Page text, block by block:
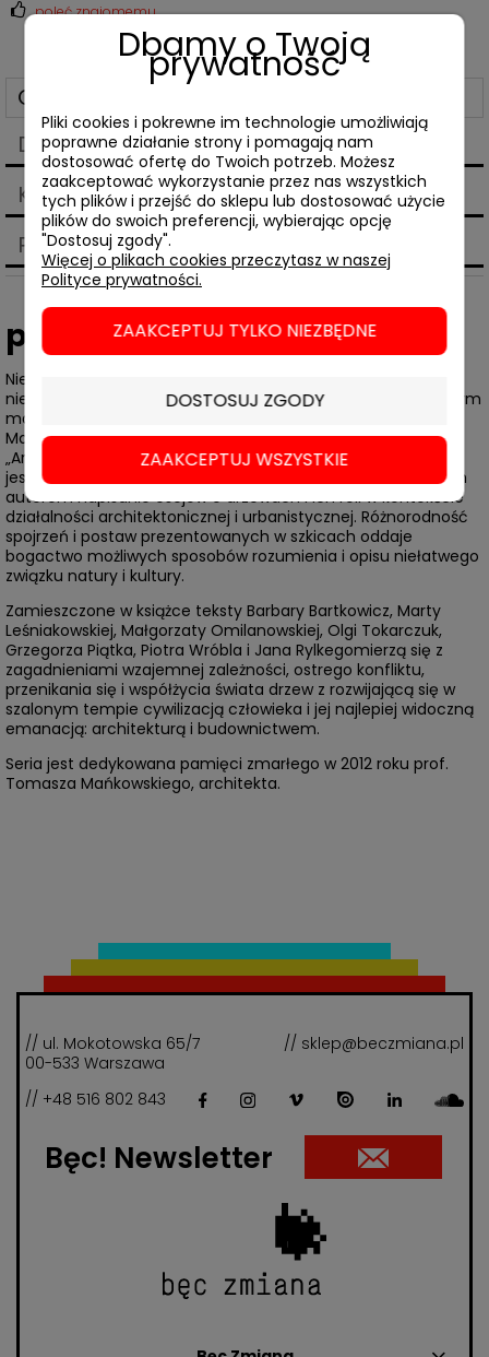
poleć znajomemu
Opis
Dane techniczne
Koszty dostawy
Cena nie zawiera ewentualnych kosztów płatności
Produkty powiązane
praca zbiorowa,Drzewa
Nieprzemyślane niszczenie dziedzictwa przyrodniczego (na
niespotykaną dotąd w demokratycznej Polsce skalę), z którym
mamy do czynienia w ostatnim czasie, sprowokowało Ewę
Mańkowską-Grin do stworzenia następnego tomu z serii
„Architektura jest najważniejsza”. Tom w całości poświęcony
jest drzewom. Wydawnictwo EMG zaproponowało wybranym
autorom napisanie esejów o drzewach i ich roli w kontekście
działalności architektonicznej i urbanistycznej. Różnorodność
spojrzeń i postaw prezentowanych w szkicach oddaje
bogactwo możliwych sposobów rozumienia i opisu niełatwego
związku natury i kultury.
Zamieszczone w książce teksty Barbary Bartkowicz, Marty
Leśniakowskiej, Małgorzaty Omilanowskiej, Olgi Tokarczuk,
Grzegorza Piątka, Piotra Wróbla i Jana Rylkegomierzą się z
zagadnieniami wzajemnej zależności, ostrego konfliktu,
przenikania się i współżycia świata drzew z rozwijającą się w
szalonym tempie cywilizacją człowieka i jej najlepiej widoczną
emanacją: architekturą i budownictwem.
Seria jest dedykowana pamięci zmarłego w 2012 roku prof.
Tomasza Mańkowskiego, architekta.
// ul. Mokotowska 65/7
00-533 Warszawa
// sklep@beczmiana.pl
// +48 516 802 843
Bęc! Newsletter
Dbamy o Twoją
prywatność
Pliki cookies i pokrewne im technologie umożliwiają
poprawne działanie strony i pomagają nam
dostosować ofertę do Twoich potrzeb. Możesz
zaakceptować wykorzystanie przez nas wszystkich
tych plików i przejść do sklepu lub dostosować użycie
plików do swoich preferencji, wybierając opcję
"Dostosuj zgody".
Więcej o plikach cookies przeczytasz w naszej
Polityce prywatności.
ZAAKCEPTUJ TYLKO NIEZBĘDNE
DOSTOSUJ ZGODY
ZAAKCEPTUJ WSZYSTKIE